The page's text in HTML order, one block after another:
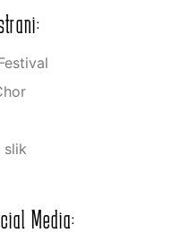
slik
Media: